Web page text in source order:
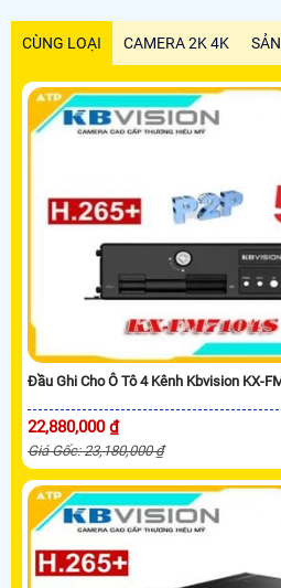
CÙNG LOẠI CAMERA 2K 4K
Đầu Ghi Cho Ô Tô 4 Kênh Kbvision KX-
22,880,000 ₫
Giá Gốc: 23,180,000 ₫